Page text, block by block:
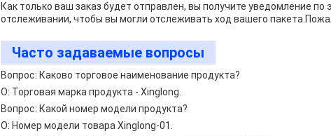
Как только ваш заказ будет отправлен, вы получите уведомление
отслеживании, чтобы вы могли отслеживать ход вашего
Часто задаваемые вопросы
Вопрос: Каково торговое наименование продукта?
О: Торговая марка продукта - Xinglong.
Вопрос: Какой номер модели продукта?
О: Номер модели товара Xinglong-01.